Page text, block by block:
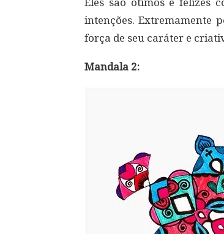
Eles são ótimos e felizes
intenções. Extremamente
força de seu caráter e
Mandala 2: